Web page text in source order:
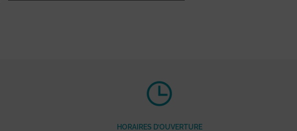
HORAIRES D’OUVERTURE